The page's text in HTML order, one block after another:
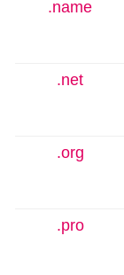
.name
.net
.org
.pro